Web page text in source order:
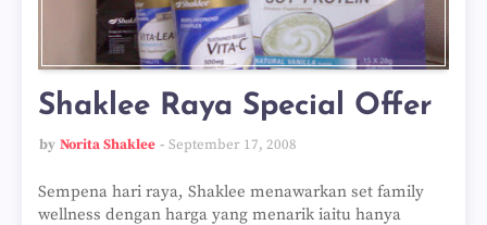
Shaklee Raya Special Offer
by Norita Shaklee September 17, 2008
Sempena hari raya, Shaklee menawarkan set family
wellness dengan harga yang menarik iaitu hanya